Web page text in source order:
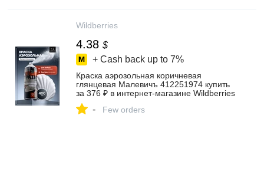
Wildberries
4.38 $
+ Cash back up to 7%
Краска аэрозольная коричневая
глянцевая Малевичъ 412251974 купить
за 376 ₽ в интернет‑магазине Wildberries
- Few orders